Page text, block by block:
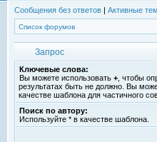
Сообщения без ответов | Активные
Список форумов
Запрос
Ключевые слова:
Вы можете использовать + , чтобы
результатах быть не должно. Вы
качестве шаблона для частичного
Поиск по автору:
Используйте * в качестве шаблона.